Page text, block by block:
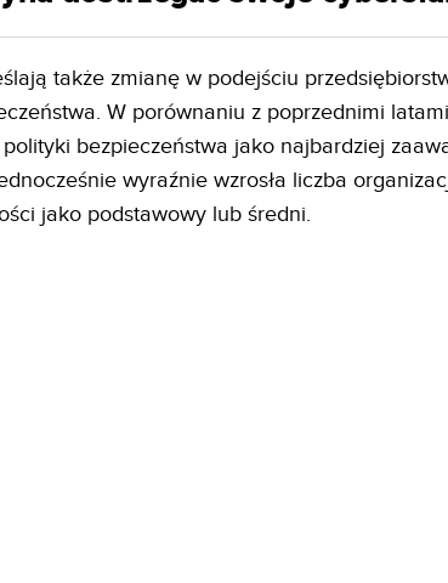
także zmianę w podejściu
W porównaniu z poprzednimi
bezpieczeństwa jako najbardziej
wyraźnie wzrosła liczba
jako podstawowy lub średni.